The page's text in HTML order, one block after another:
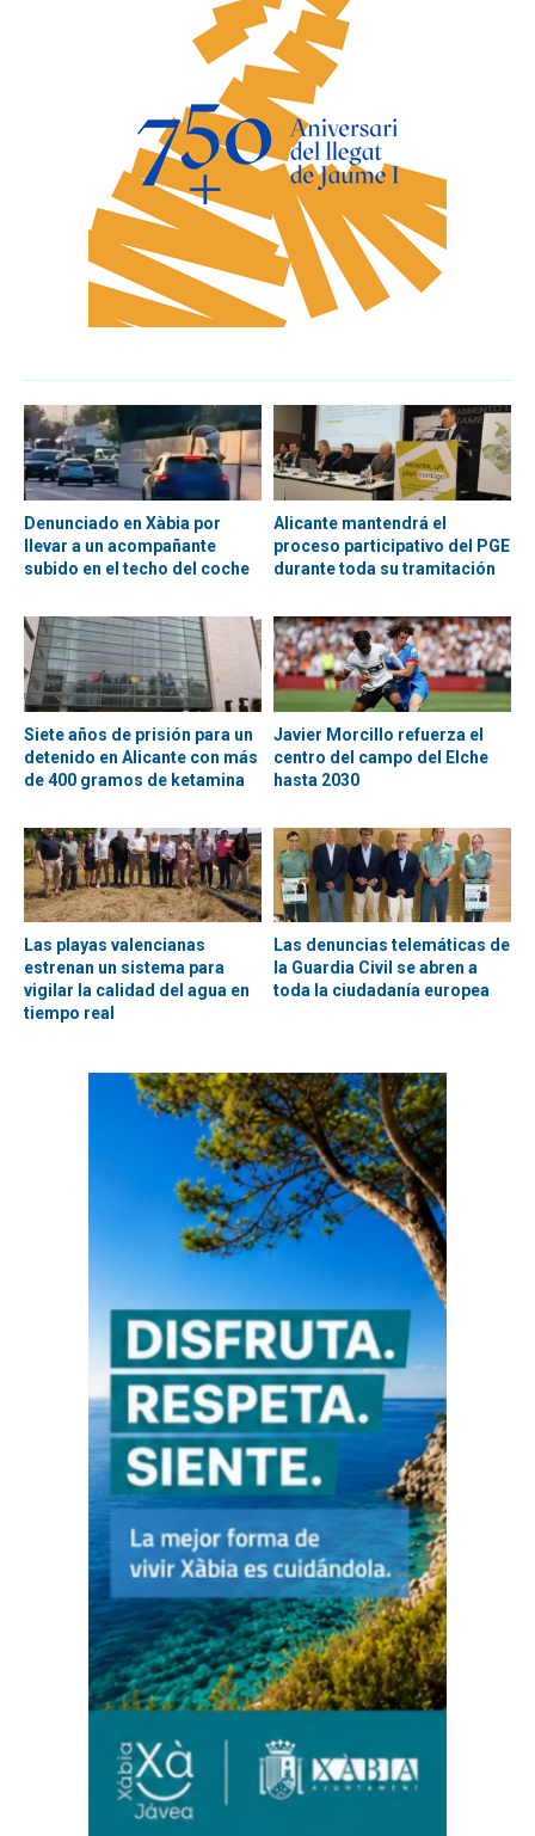
Denunciado en Xàbia por
llevar a un acompañante
subido en el techo del coche
Alicante mantendrá el
proceso participativo del PGE
durante toda su tramitación
Siete años de prisión para un
detenido en Alicante con más
de 400 gramos de ketamina
Javier Morcillo refuerza el
centro del campo del Elche
hasta 2030
Las playas valencianas
estrenan un sistema para
vigilar la calidad del agua en
tiempo real
Las denuncias telemáticas de
la Guardia Civil se abren a
toda la ciudadanía europea